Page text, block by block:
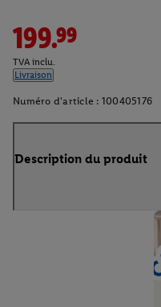
199.99
TVA inclu.
Livraison
Numéro d'article : 100405176
Description du produit